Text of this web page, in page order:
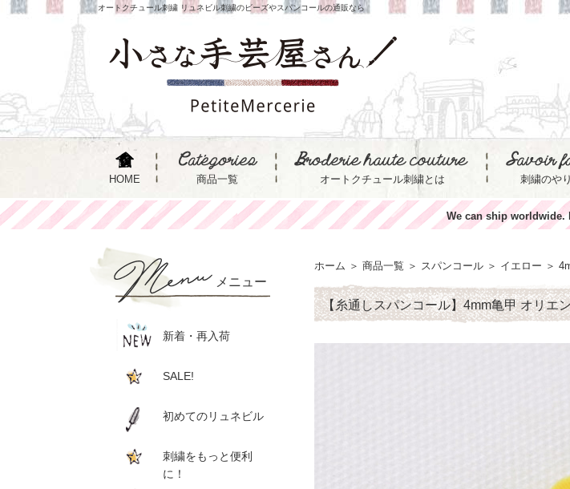
オートクチュール刺繍 リュネビル刺繍のビーズやスパンコールの通販なら
HOME 商品一覧 オートクチュール刺繍とは 刺繍のや
We can ship worldwide.
ホーム ＞ 商品一覧 ＞ スパンコール ＞ イエロー ＞
【糸通しスパンコール】4mm亀甲 オリエ
メニュー
新着・再入荷
SALE!
初めてのリュネビル
刺繍をもっと便利
に！